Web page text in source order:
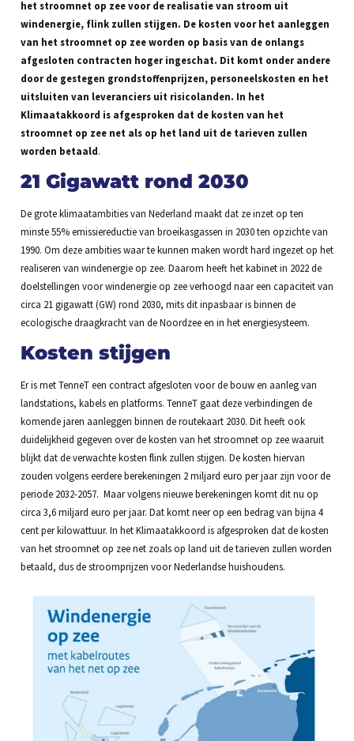
het stroomnet op zee voor de realisatie van stroom uit
windenergie, flink zullen stijgen. De kosten voor het aanleggen
van het stroomnet op zee worden op basis van de onlangs
afgesloten contracten hoger ingeschat. Dit komt onder andere
door de gestegen grondstoffenprijzen, personeelskosten en het
uitsluiten van leveranciers uit risicolanden. In het
Klimaatakkoord is afgesproken dat de kosten van het
stroomnet op zee net als op het land uit de tarieven zullen
worden betaald.
21 Gigawatt rond 2030
De grote klimaatambities van Nederland maakt dat ze inzet op ten
minste 55% emissiereductie van broeikasgassen in 2030 ten opzichte van
1990. Om deze ambities waar te kunnen maken wordt hard ingezet op het
realiseren van windenergie op zee. Daarom heeft het kabinet in 2022 de
doelstellingen voor windenergie op zee verhoogd naar een capaciteit van
circa 21 gigawatt (GW) rond 2030, mits dit inpasbaar is binnen de
ecologische draagkracht van de Noordzee en in het energiesysteem.
Kosten stijgen
Er is met TenneT een contract afgesloten voor de bouw en aanleg van
landstations, kabels en platforms. TenneT gaat deze verbindingen de
komende jaren aanleggen binnen de routekaart 2030. Dit heeft ook
duidelijkheid gegeven over de kosten van het stroomnet op zee waaruit
blijkt dat de verwachte kosten flink zullen stijgen. De kosten hiervan
zouden volgens eerdere berekeningen 2 miljard euro per jaar zijn voor de
periode 2032-2057. Maar volgens nieuwe berekeningen komt dit nu op
circa 3,6 miljard euro per jaar. Dat komt neer op een bedrag van bijna 4
cent per kilowattuur. In het Klimaatakkoord is afgesproken dat de kosten
van het stroomnet op zee net zoals op land uit de tarieven zullen worden
betaald, dus de stroomprijzen voor Nederlandse huishoudens.